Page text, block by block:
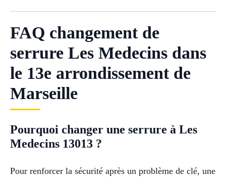
FAQ changement de
serrure Les Medecins dans
le 13e arrondissement de
Marseille
Pourquoi changer une serrure à Les
Medecins 13013 ?
Pour renforcer la sécurité après un problème de clé, une